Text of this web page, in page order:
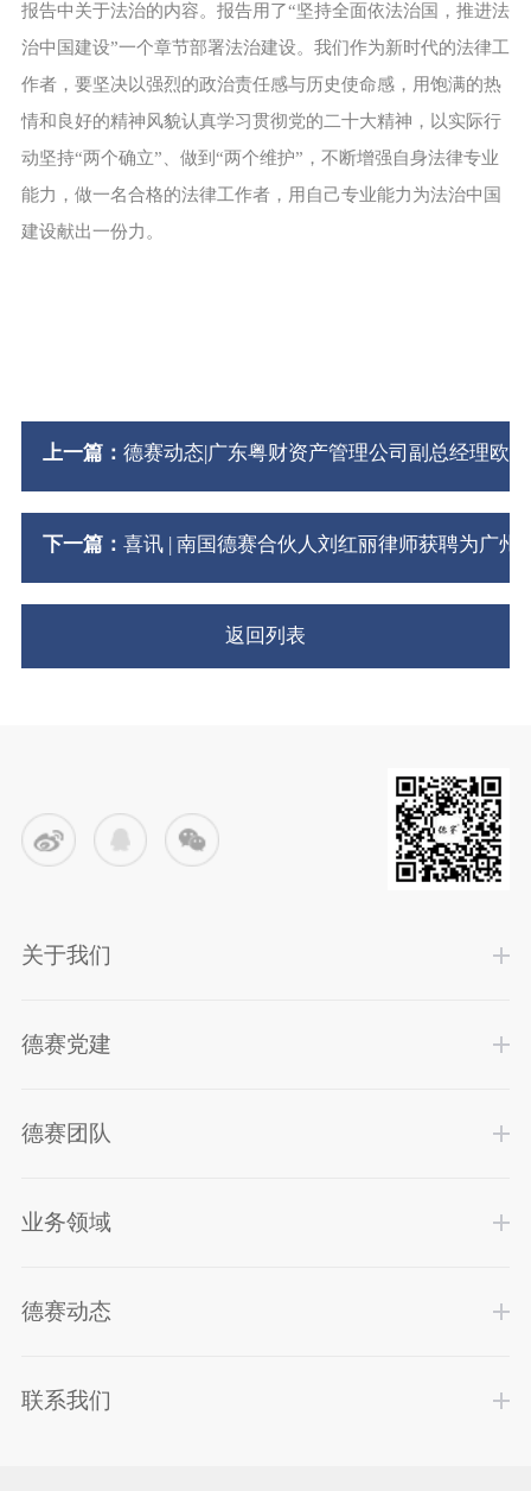
报告中关于法治的内容。报告用了“坚持全面依法治国，推进法
治中国建设”一个章节部署法治建设。我们作为新时代的法律工
作者，要坚决以强烈的政治责任感与历史使命感，用饱满的热
情和良好的精神风貌认真学习贯彻党的二十大精神，以实际行
动坚持“两个确立”、做到“两个维护”，不断增强自身法律专业
能力，做一名合格的法律工作者，用自己专业能力为法治中国
建设献出一份力。
上一篇： 德赛动态|广东粤财资产管理公司副总经理欧
下一篇： 喜讯 | 南国德赛合伙人刘红丽律师获聘为广州
返回列表
关于我们
德赛党建
德赛团队
业务领域
德赛动态
联系我们